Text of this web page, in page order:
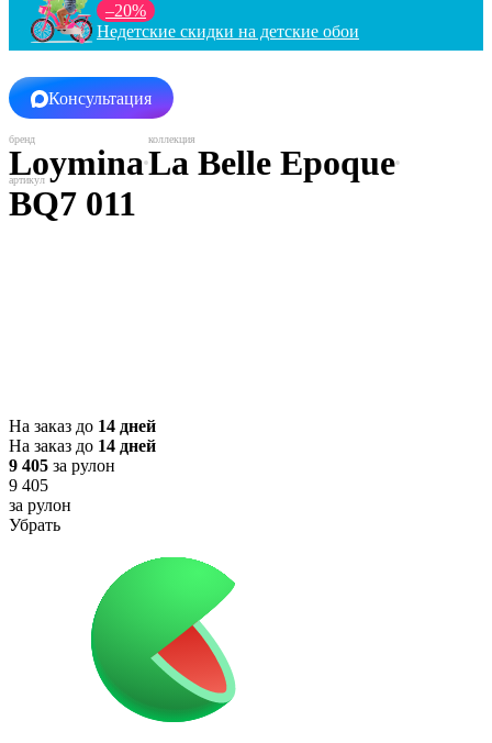
–20%
Недетские скидки на детские обои
Консультация
LoyminaLa Belle Epoque
BQ7 011
На заказ до 14 дней
На заказ до 14 дней
9 405 за рулон
9 405
за рулон
Убрать